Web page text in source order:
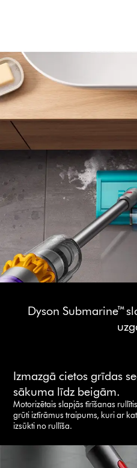
Dyson Submarine™
Izmazgā cietos grīdas
sākuma līdz beigām.
Motorizētais slapjās tīrīšanas
grūti iztīrāmus traipums, kuri ar
izsūkti no rullīša.